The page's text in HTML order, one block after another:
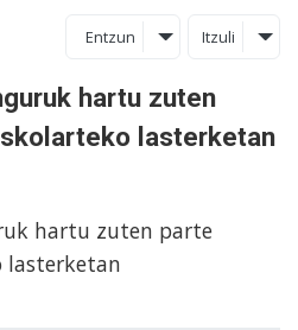
Entzun Itzuli
hartu zuten
lasterketan
hartu zuten parte
lasterketan